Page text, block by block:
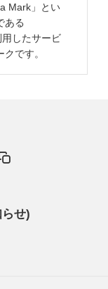
Mark」とい
ある
したサービ
です。
せ)